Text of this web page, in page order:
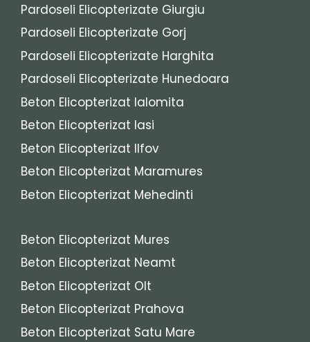
Pardoseli Elicopterizate Giurgiu
Pardoseli Elicopterizate Gorj
Pardoseli Elicopterizate Harghita
Pardoseli Elicopterizate Hunedoara
Beton Elicopterizat Ialomita
Beton Elicopterizat Iasi
Beton Elicopterizat Ilfov
Beton Elicopterizat Maramures
Beton Elicopterizat Mehedinti
Beton Elicopterizat Mures
Beton Elicopterizat Neamt
Beton Elicopterizat Olt
Beton Elicopterizat Prahova
Beton Elicopterizat Satu Mare